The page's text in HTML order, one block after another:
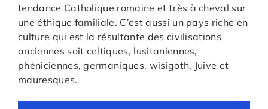
tendance Catholique romaine et très à cheval sur
une éthique familiale. C’est aussi un pays riche en
culture qui est la résultante des civilisations
anciennes soit celtiques, lusitaniennes,
phéniciennes, germaniques, wisigoth, Juive et
mauresques.